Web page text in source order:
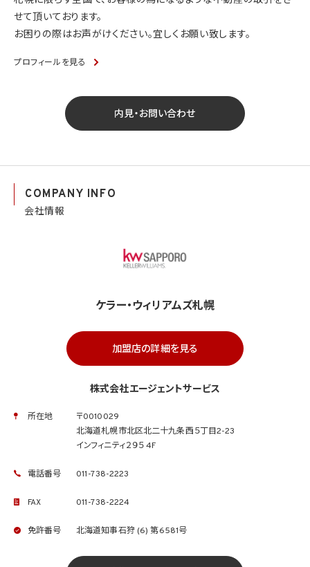
せて頂いております。
お困りの際はお声がけください。宜しくお願い致します。
プロフィールを見る
内見・お問い合わせ
COMPANY INFO
会社情報
ケラー・ウィリアムズ札幌
加盟店の詳細を見る
株式会社エージェントサービス
所在地
〒0010029
北海道札幌市北区北二十九条西５丁目2-23
インフィニティ２９５ 4F
電話番号 011-738-2223
FAX 011-738-2224
免許番号 北海道知事石狩 (6) 第6581号